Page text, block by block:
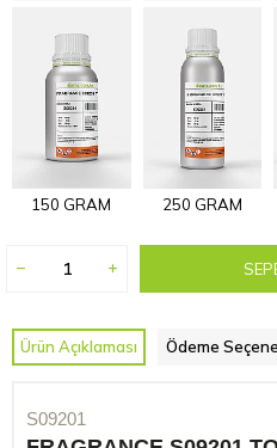
150 GRAM 250 GRAM
Ürün Açıklaması Ödeme
S09201